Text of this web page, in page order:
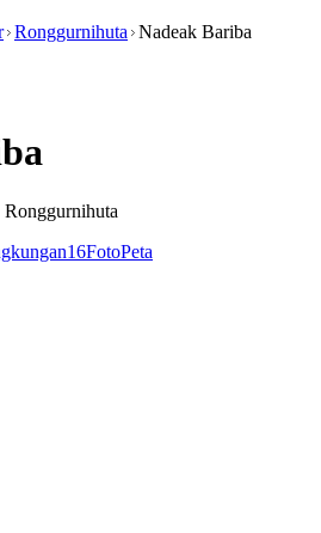
Ronggurnihuta Nadeak Bariba
Ronggurnihuta
16FotoPeta